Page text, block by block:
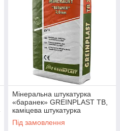
Мінеральна штукатурка
«баранек» GREINPLAST TB,
каміцева штукатурка
Грейнпласт транспарент
1,5мм 2,0мм
Під замовлення